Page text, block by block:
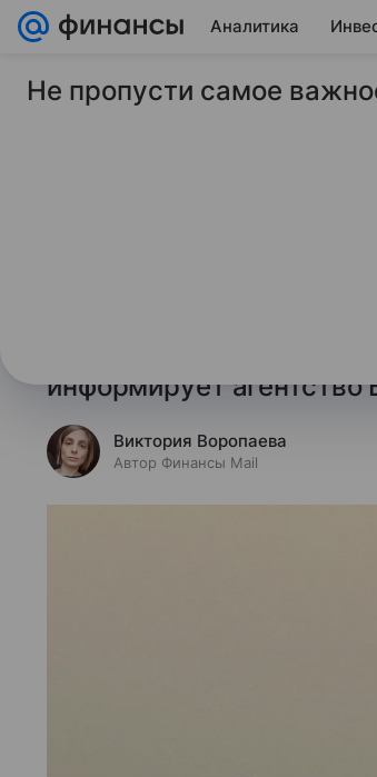
Аналитика
25 мая 2026 Финансы Mail
ADNOC
осуществляет
информирует агентство
Виктория Воропаева
Автор Финансы Mail
Не пропусти самое